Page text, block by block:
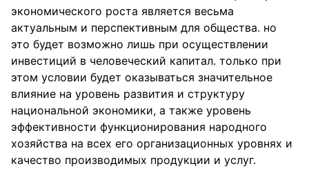
экономического роста является весьма
актуальным и перспективным для общества. но
это будет возможно лишь при осуществлении
инвестиций в человеческий капитал. только при
этом условии будет оказываться значительное
влияние на уровень развития и структуру
национальной экономики, а также уровень
эффективности функционирования народного
хозяйства на всех его организационных уровнях и
качество производимых продукции и услуг.